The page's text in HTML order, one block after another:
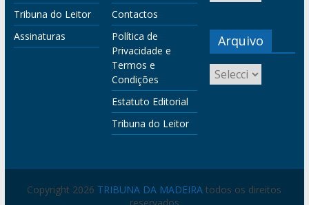
Tribuna do Leitor
Assinaturas
Contactos
Política de
Privacidade e
Termos e
Condições
Estatuto Editorial
Tribuna do Leitor
Arquivo
Copyright 2026 TRIBUNA DA MADEIRA todos os direitos